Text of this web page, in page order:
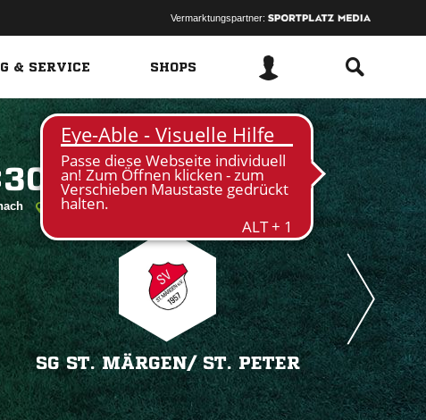
Vermarktungspartner:
& SERVICE SHOPS

SG ST. MÄRGEN/​ ST. PETER